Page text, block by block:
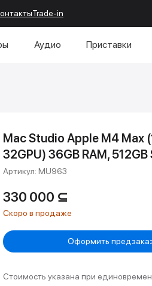
Trade-in
Аудио Приставки
Mac Studio Apple M4 Max
32GPU) 36GB RAM, 512GB
Артикул: MU963
330 000 ⊆
Оформить
Стоимость указана при